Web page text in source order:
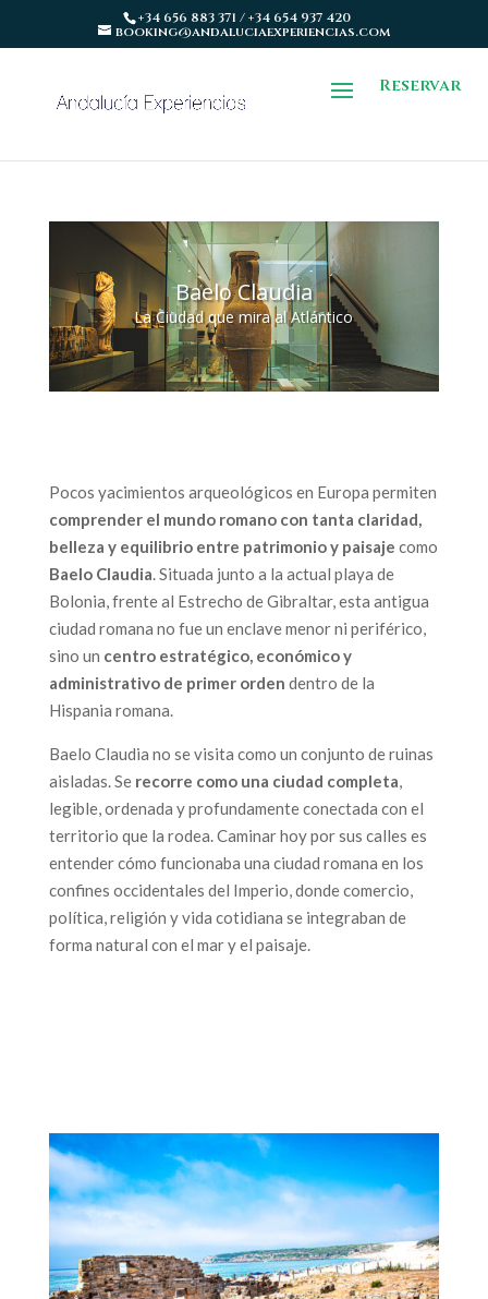
+34 656 883 371 / +34 654 937 420
booking@andaluciaexperiencias.com
Reservar
Baelo Claudia
La Ciudad que mira al Atlántico
Pocos yacimientos arqueológicos en Europa permiten
comprender el mundo romano con tanta claridad,
belleza y equilibrio entre patrimonio y paisaje como
Baelo Claudia. Situada junto a la actual playa de
Bolonia, frente al Estrecho de Gibraltar, esta antigua
ciudad romana no fue un enclave menor ni periférico,
sino un centro estratégico, económico y
administrativo de primer orden dentro de la
Hispania romana.
Baelo Claudia no se visita como un conjunto de ruinas
aisladas. Se recorre como una ciudad completa,
legible, ordenada y profundamente conectada con el
territorio que la rodea. Caminar hoy por sus calles es
entender cómo funcionaba una ciudad romana en los
confines occidentales del Imperio, donde comercio,
política, religión y vida cotidiana se integraban de
forma natural con el mar y el paisaje.